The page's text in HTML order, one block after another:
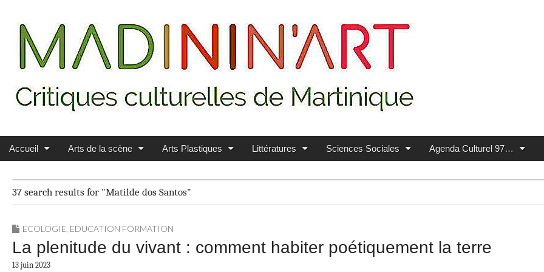
MADININ'ART
Main menu
Skip to content
Accueil Arts de la scène Arts Plastiques Littératures Sciences Sociales Agenda Culturel 97…
37 search results for "Matilde dos Santos"
ECOLOGIE EDUCATION FORMATION
La plenitude du vivant : comment habiter poétiquement la terre
13 juin 2023